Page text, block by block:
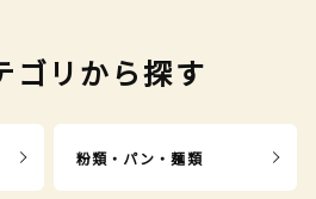
ゴリから探す
粉類・パン・麺類